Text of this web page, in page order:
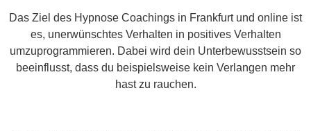
Das Ziel des Hypnose Coachings in Frankfurt und online ist
es, unerwünschtes Verhalten in positives Verhalten
umzuprogrammieren. Dabei wird dein Unterbewusstsein so
beeinflusst, dass du beispielsweise kein Verlangen mehr
hast zu rauchen.